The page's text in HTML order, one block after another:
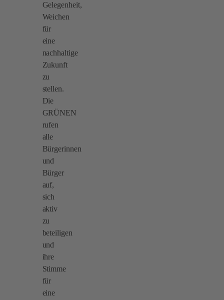
Gelegenheit,
Weichen
für
eine
nachhaltige
Zukunft
zu
stellen.
Die
GRÜNEN
rufen
alle
Bürgerinnen
und
Bürger
auf,
sich
aktiv
zu
beteiligen
und
ihre
Stimme
für
eine